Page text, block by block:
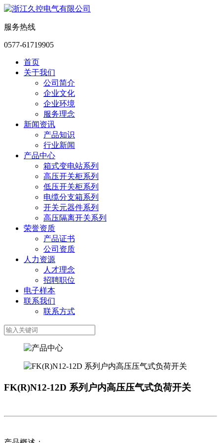
服务热线
0577-61719905
首页
关于我们
公司简介
企业文化
企业环境
服务理念
新闻资讯
产品知识
行业新闻
产品中心
箱式变电站系列
高压开关柜系列
低压开关柜系列
电缆分支箱系列
开关元器件系列
高压隔离开关系列
荣誉资质
产品证书
公司资质
人力资源
人才理念
招聘职位
电子样本
联系我们
联系方式
FK(R)N12-12D 系列户内高压压气式负荷开关